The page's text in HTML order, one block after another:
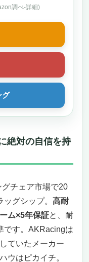
調べ-詳細)
グ
絶対の自信を持
チェア市場で20
グシップ。 高耐
ム×5年保証と、耐
です。AKRacingは
ていたメーカー
ウはピカイチ。